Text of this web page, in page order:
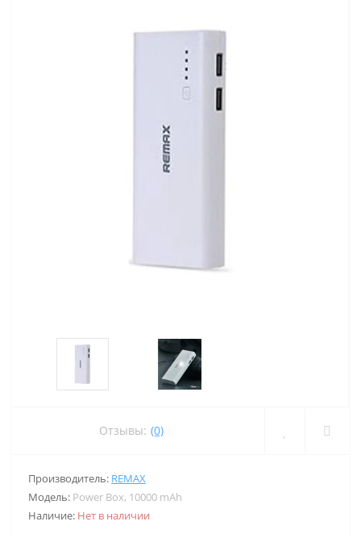
Отзывы: (0)
Производитель: REMAX
Модель: Power Box, 10000 mAh
Наличие: Нет в наличии